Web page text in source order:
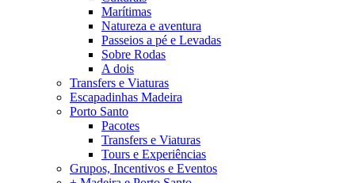
Marítimas
Natureza e aventura
Passeios a pé e Levadas
Sobre Rodas
A dois
Transfers e Viaturas
Escapadinhas Madeira
Porto Santo
Pacotes
Transfers e Viaturas
Tours e Experiências
Grupos, Incentivos e Eventos